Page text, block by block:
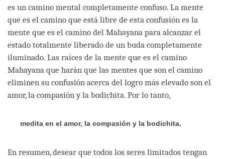
es un camino mental completamente confuso. La mente
que es el camino que está libre de esta confusión es la
mente que es el camino del Mahayana para alcanzar el
estado totalmente liberado de un buda completamente
iluminado. Las raíces de la mente que es el camino
Mahayana que harán que las mentes que son el camino
eliminen su confusión acerca del logro más elevado son el
amor, la compasión y la bodichita. Por lo tanto,
medita en el amor, la compasión y la bodichita.
En resumen, desear que todos los seres limitados tengan